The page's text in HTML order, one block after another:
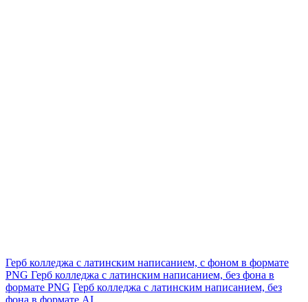
Герб колледжа с латинским написанием, с фоном в формате
PNG Герб колледжа с латинским написанием, без фона в
формате PNG Герб колледжа с латинским написанием, без